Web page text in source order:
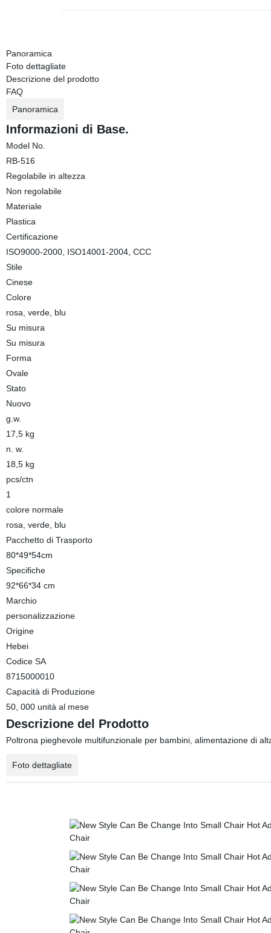
Panoramica
Foto dettagliate
Descrizione del prodotto
FAQ
Panoramica
Informazioni di Base.
Model No.
RB-516
Regolabile in altezza
Non regolabile
Materiale
Plastica
Certificazione
ISO9000-2000, ISO14001-2004, CCC
Stile
Cinese
Colore
rosa, verde, blu
Su misura
Su misura
Forma
Ovale
Stato
Nuovo
g.w.
17,5 kg
n. w.
18,5 kg
pcs/ctn
1
colore normale
rosa, verde, blu
Pacchetto di Trasporto
80*49*54cm
Specifiche
92*66*34 cm
Marchio
personalizzazione
Origine
Hebei
Codice SA
8715000010
Capacità di Produzione
50, 000 unità al mese
Descrizione del Prodotto
Poltrona pieghevole multifunzionale per bambini, alimentazione di
Foto dettagliate